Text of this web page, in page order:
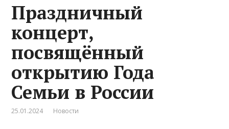
Праздничный
концерт,
посвящённый
открытию Года
Семьи в России
25.01.2024 Новости